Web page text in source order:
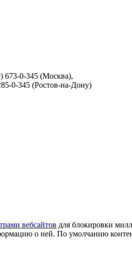
673-0-345 (Москва),
0-345 (Ростов-на-Дону)
вебсайтов для блокировки
о ней. По умолчанию